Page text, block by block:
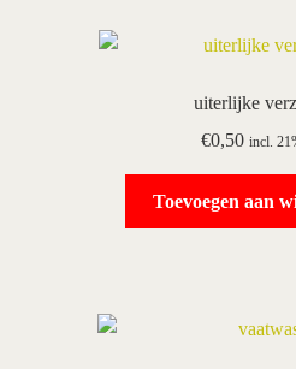
uiterlijke
€0,50 incl.
Toevoegen aan